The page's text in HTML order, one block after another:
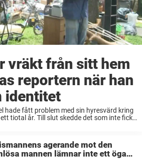
vräkt från sitt hem
reportern när han
identitet
hade fått problem med sin hyresvärd kring
tiotal år. Till slut skedde det som inte fick
agerande mot den
mannen lämnar inte ett öga